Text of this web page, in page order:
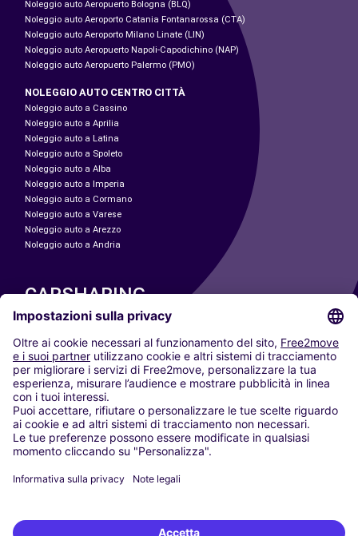
Noleggio auto Aeropuerto Bologna (BLQ)
Noleggio auto Aeroporto Catania Fontanarossa (CTA)
Noleggio auto Aeroporto Milano Linate (LIN)
Noleggio auto Aeropuerto Napoli-Capodichino (NAP)
Noleggio auto Aeropuerto Palermo (PMO)
NOLEGGIO AUTO CENTRO CITTÀ
Noleggio auto a Cassino
Noleggio auto a Aprilia
Noleggio auto a Latina
Noleggio auto a Spoleto
Noleggio auto a Alba
Noleggio auto a Imperia
Noleggio auto a Cormano
Noleggio auto a Varese
Noleggio auto a Arezzo
Noleggio auto a Andria
CARSHARING
LE NOSTRE CITTÀ
Paris
Madrid
Washington DC
Milano
Roma
Torino
Vienna
Berlino
Düsseldorf